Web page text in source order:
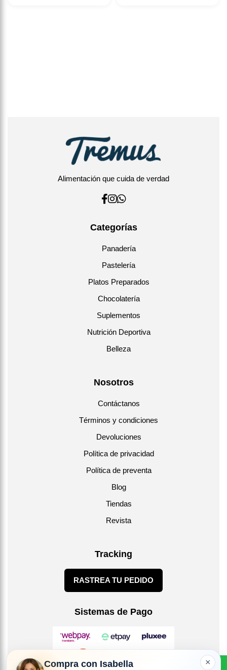
Alimentación que cuida de verdad
Categorías
Panadería
Pastelería
Platos Preparados
Chocolatería
Suplementos
Nutrición Deportiva
Belleza
Nosotros
Contáctanos
Términos y condiciones
Devoluciones
Política de privacidad
Política de preventa
Blog
Tiendas
Revista
Tracking
RASTREA TU PEDIDO
Sistemas de Pago